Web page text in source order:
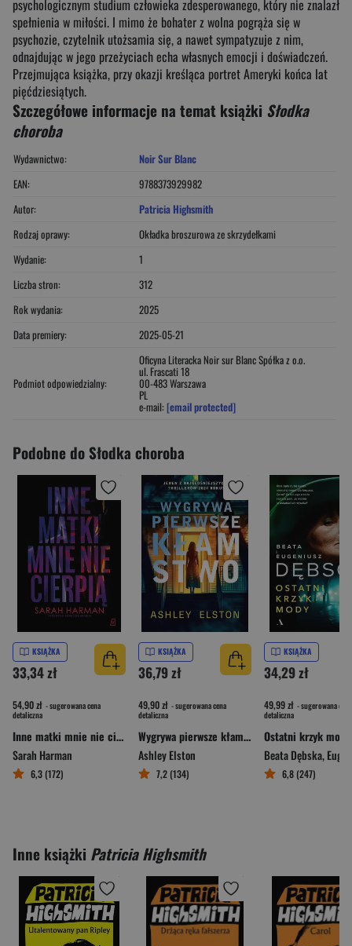
psychologicznym studium człowieka zdesperowanego, który nie znalazł
spełnienia w miłości. I mimo że bohater z wolna pogrąża się w
psychozie, czytelnik utożsamia się, a nawet sympatyzuje z nim,
odnajdując w jego przeżyciach echa własnych emocji i doświadczeń.
Przejmująca książka, przy okazji kreśląca portret Ameryki końca lat
pięćdziesiątych.
Szczegółowe informacje na temat książki Słodka
choroba
Wydawnictwo:
Noir Sur Blanc
EAN:
9788373929982
Autor:
Patricia Highsmith
Rodzaj oprawy:
Okładka broszurowa ze skrzydełkami
Wydanie:
1
Liczba stron:
312
Rok wydania:
2025
Data premiery:
2025-05-21
Podmiot odpowiedzialny:
Oficyna Literacka Noir sur Blanc Spółka z o.o.
ul. Frascati 18
00-483 Warszawa
PL
e-mail: [email protected]
Podobne do Słodka choroba
KSIĄŻKA
33,34 zł
54,90 zł - sugerowana cena
detaliczna
Inne matki mnie nie cierpią
Sarah Harman
6,3 (172)
KSIĄŻKA
36,79 zł
49,90 zł - sugerowana cena
detaliczna
Wygrywa pierwsze kłamstwo
Ashley Elston
7,2 (134)
KSIĄŻKA
34,29 zł
49,99 zł - sugerowana cena
detaliczna
Ostatni krzyk mody
Beata Dębska,
6,8 (247)
Inne książki Patricia Highsmith